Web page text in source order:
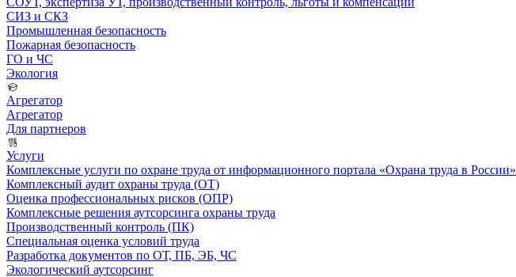
СИЗ и СКЗ
Промышленная безопасность
Пожарная безопасность
ГО и ЧС
Экология
Агрегатор
Агрегатор
Для партнеров
Услуги
Комплексные услуги по охране труда от информационного портала «Охрана труда в России»
Комплексный аудит охраны труда (ОТ)
Оценка профессиональных рисков (ОПР)
Комплексные решения аутсорсинга охраны труда
Производственный контроль (ПК)
Специальная оценка условий труда
Разработка документов по ОТ, ПБ, ЭБ, ЧС
Экологический аутсорсинг